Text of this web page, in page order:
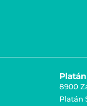
8900
Platán